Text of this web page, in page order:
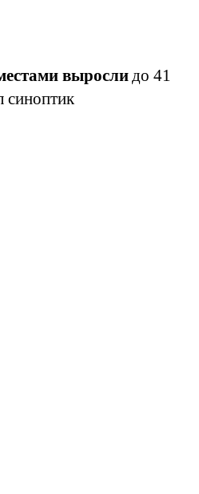
выросли до 41
синоптик